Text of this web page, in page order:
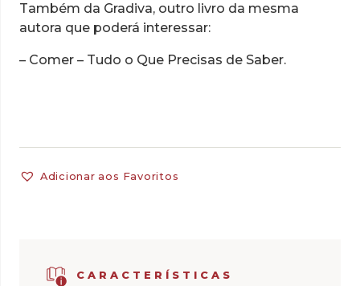
CARACTERÍSTICAS
Também da Gradiva, outro livro da mesma
autora que poderá interessar:
– Comer – Tudo o Que Precisas de Saber.
Adicionar aos Favoritos